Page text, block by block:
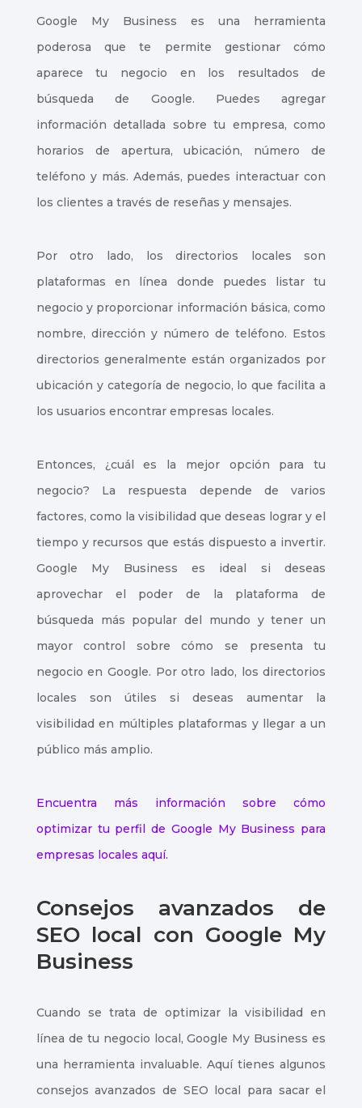
Google My Business es una herramienta
poderosa que te permite gestionar cómo
aparece tu negocio en los resultados de
búsqueda de Google. Puedes agregar
información detallada sobre tu empresa, como
horarios de apertura, ubicación, número de
teléfono y más. Además, puedes interactuar con
los clientes a través de reseñas y mensajes.
Por otro lado, los directorios locales son
plataformas en línea donde puedes listar tu
negocio y proporcionar información básica, como
nombre, dirección y número de teléfono. Estos
directorios generalmente están organizados por
ubicación y categoría de negocio, lo que facilita a
los usuarios encontrar empresas locales.
Entonces, ¿cuál es la mejor opción para tu
negocio? La respuesta depende de varios
factores, como la visibilidad que deseas lograr y el
tiempo y recursos que estás dispuesto a invertir.
Google My Business es ideal si deseas
aprovechar el poder de la plataforma de
búsqueda más popular del mundo y tener un
mayor control sobre cómo se presenta tu
negocio en Google. Por otro lado, los directorios
locales son útiles si deseas aumentar la
visibilidad en múltiples plataformas y llegar a un
público más amplio.
Encuentra más información sobre cómo
optimizar tu perfil de Google My Business para
empresas locales aquí.
Consejos avanzados de
SEO local con Google My
Business
Cuando se trata de optimizar la visibilidad en
línea de tu negocio local, Google My Business es
una herramienta invaluable. Aquí tienes algunos
consejos avanzados de SEO local para sacar el